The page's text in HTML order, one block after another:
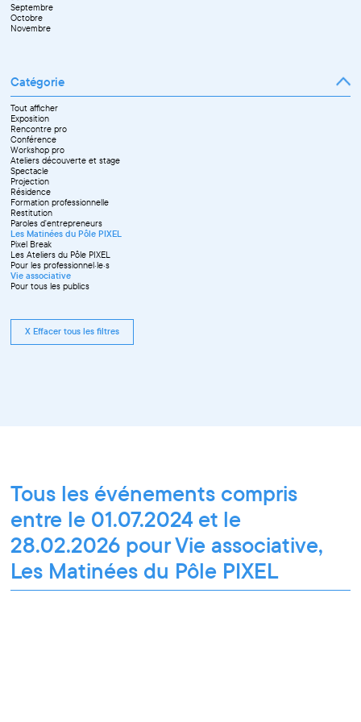
Novembre
Décembre
Septembre
Octobre
Novembre
Catégorie
Tout afficher
Exposition
Rencontre pro
Conférence
Workshop pro
Ateliers découverte et stage
Spectacle
Projection
Résidence
Formation professionnelle
Restitution
Paroles d'entrepreneurs
Les Matinées du Pôle PIXEL
Pixel Break
Les Ateliers du Pôle PIXEL
Pour les professionnel·le·s
Vie associative
Pour tous les publics
X Effacer tous les filtres
Tous les événements compris
entre le 01.07.2024 et le
28.02.2026 pour Vie associative,
Les Matinées du Pôle PIXEL